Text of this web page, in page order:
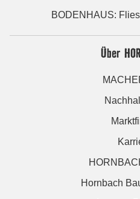
BODENHAUS:
Über
Hornbach